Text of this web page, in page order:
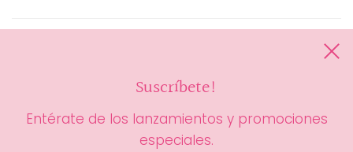
Suscríbete!
Entérate de los lanzamientos y promociones
especiales.